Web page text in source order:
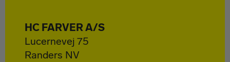
HC FARVER A/S
Lucernevej 75
Randers NV